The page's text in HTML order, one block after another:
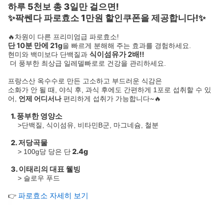
하루 5천보 총 3일만 걸으면!
✨팍쎈다 파로효소 1만원 할인쿠폰을 제공합니다!✨
🔥차원이 다른 프리미엄급 파로효소!
단 10분 만에 21g을 빠르게 분해해 주는 효과를 경험하세요.
현미와 백미보다 단백질과 식이섬유가 2배!!
더 풍부한 최상급 일레델빠로로 건강을 관리하세요.
프랑스산 옥수수로 만든 고소하고 부드러운 식감은
소화가 안 될 때, 야식 후, 과식 후에도 간편하게 1포로 섭취할 수 있
어, 언제 어디서나편리하게 섭취가 가능합니다~🔥
1. 풍부한 영양소
>단백질, 식이섬유, 비타민B군, 마그네슘, 철분
2. 저당곡물
> 100g당 당은 단2.4g
3. 이태리의 대표 웰빙
> 슬로우 푸드
👉 파로효소 자세히 보기